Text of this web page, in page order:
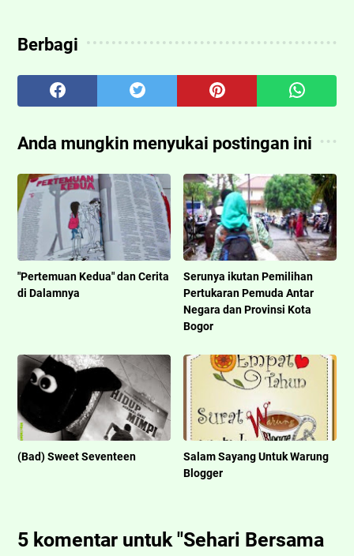
Berbagi
Anda mungkin menyukai postingan ini
"Pertemuan Kedua" dan Cerita
di Dalamnya
Serunya ikutan Pemilihan
Pertukaran Pemuda Antar
Negara dan Provinsi Kota
Bogor
(Bad) Sweet Seventeen
Salam Sayang Untuk Warung
Blogger
5 komentar untuk "Sehari Bersama